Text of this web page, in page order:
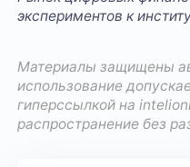
экспериментов к
Материалы защищены
использование
гиперссылкой на
распространение без